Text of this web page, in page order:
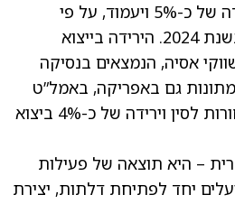
יצוא הסחורות (כ-48% מסך היצוא), עדין לא התאושש לחלוטין וצפוי לרשום ירידה של כ-5% ויעמוד, על פי
ההערכות, עד לסוף השנה על כ-57 מיליארד דולר, לעומת 60.3 מיליארד דולר בשנת 2024. הירידה בייצוא
אסיה, הנמצאים בנסיקה
משמעותי, אשר הגידול בו נאמד בכ-3.5%, עליות מתונות גם באפריקה, באמל”ט
ובאוקיאניה, נצפית ירידה של כ-11% ביצוא לאיחוד האירופאי, כ-6% ביצוא הסחורות לסין וירידה של כ-4% ביצוא
– היא תוצאה של פעילות
יחד לפתיחת דלתות, יצירת